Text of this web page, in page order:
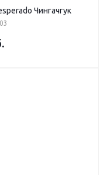
Чингачгук